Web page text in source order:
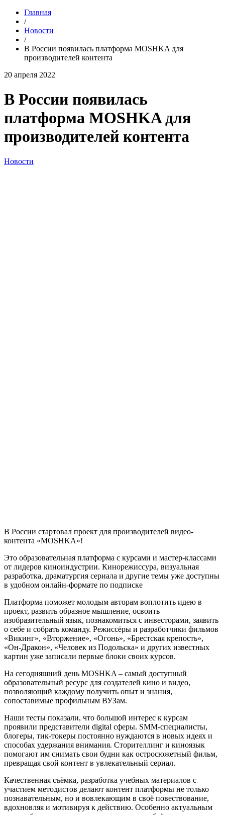
Главная
/
Новости
/
В России появилась платформа MOSHKA для
производителей контента
20 апреля 2022
В России появилась
платформа MOSHKA для
производителей контента
Новости
В России стартовал проект для производителей видео-
контента «MOSHKA»!
Это образовательная платформа с курсами и мастер-классами
от лидеров киноиндустрии. Кинорежиссура, визуальная
разработка, драматургия сериала и другие темы уже доступны
в удобном онлайн-формате по подписке
Платформа поможет молодым авторам воплотить идею в
проект, развить образное мышление, освоить
изобразительный язык, познакомиться с инвесторами, заявить
о себе и собрать команду. Режиссёры и разработчики фильмов
«Викинг», «Вторжение», «Огонь», «Брестская крепость»,
«Он-Дракон», «Человек из Подольска» и других известных
картин уже записали первые блоки своих курсов.
На сегодняшний день MOSHKA – самый доступный
образовательный ресурс для создателей кино и видео,
позволяющий каждому получить опыт и знания,
сопоставимые профильным ВУЗам.
Наши тесты показали, что большой интерес к курсам
проявили представители digital сферы. SMM-специалисты,
блогеры, тик-токеры постоянно нуждаются в новых идеях и
способах удержания внимания. Сторителлинг и киноязык
помогают им снимать свои будни как остросюжетный фильм,
превращая свой контент в увлекательный сериал.
Качественная съёмка, разработка учебных материалов с
участием методистов делают контент платформы не только
познавательным, но и вовлекающим в своё повествование,
вдохновляя и мотивируя к действию. Особенно актуальным